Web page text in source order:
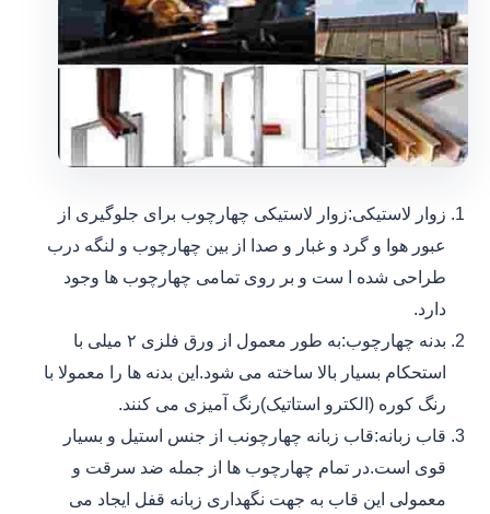
زوار لاستیکی:زوار لاستیکی چهارچوب برای جلوگیری از
عبور هوا و گرد و غبار و صدا از بین چهارچوب و لنگه درب
طراحی شده ا ست و بر روی تمامی چهارچوب ها وجود
دارد.
بدنه چهارچوب:به طور معمول از ورق فلزی ۲ میلی با
استحکام بسیار بالا ساخته می شود.این بدنه ها را معمولا با
رنگ کوره (الکترو استاتیک)رنگ آمیزی می کنند.
قاب زبانه:قاب زبانه چهارچونب از جنس استیل و بسیار
قوی است.در تمام چهارچوب ها از جمله ضد سرقت و
معمولی این قاب به جهت نگهداری زبانه قفل ایجاد می